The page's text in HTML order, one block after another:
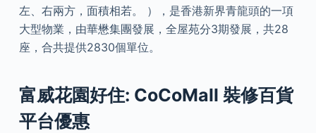
左、右兩方，面積相若。 ），是香港新界青龍頭的一項
大型物業，由華懋集團發展，全屋苑分3期發展，共28
座，合共提供2830個單位。
富威花園好住: CoCoMall 裝修百貨
平台優惠